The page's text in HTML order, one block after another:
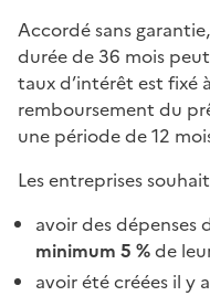
Accordé sans
durée de 36 mois
taux d’intérêt est fixé à
remboursement du
une période de 12
Les entreprises
avoir des
minimum 5 %de
avoir été créées il y